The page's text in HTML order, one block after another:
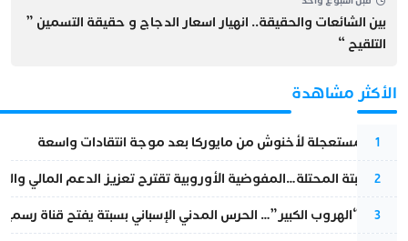
بين الشائعات والحقيقة.. انهيار اسعار الدجاج و حقيقة التسمين ”
التلقيح “
الأكثر مشاهدة
1
عودة مستعجلة لأخنوش من مايوركا بعد موجة انتقادات واسعة
2
أزمة سبتة المحتلة…المفوضية الأوروبية تقترح تعزيز الدعم المالي
3
عملية “الهروب الكبير”… الحرس المدني الإسباني بسبتة يفتح قناة